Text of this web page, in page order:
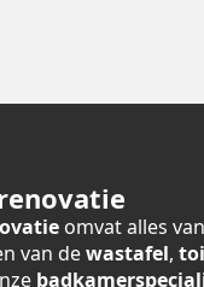
omvat alles
van dewastafel,